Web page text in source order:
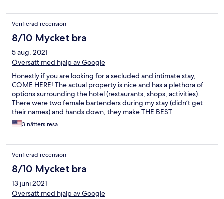
Verifierad recension
8/10 Mycket bra
5 aug. 2021
Översätt med hjälp av Google
Honestly if you are looking for a secluded and intimate stay,
COME HERE! The actual property is nice and has a plethora of
options surrounding the hotel (restaurants, shops, activities).
There were two female bartenders during my stay (didn’t get
their names) and hands down, they make THE BEST
MARGARITAS!!! I also recommend renting an ATV for the day. It
makes getting around the city easier and faster. There is an ATV
3 nätters resa
Verifierad recension
8/10 Mycket bra
13 juni 2021
Översätt med hjälp av Google